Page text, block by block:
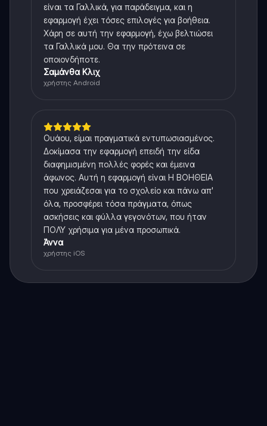
είναι τα Γαλλικά, για παράδειγμα, και η
εφαρμογή έχει τόσες επιλογές για βοήθεια.
Χάρη σε αυτή την εφαρμογή, έχω βελτιώσει
τα Γαλλικά μου. Θα την πρότεινα σε
οποιονδήποτε.
Σαμάνθα Κλιχ
χρήστης Android
Ουάου, είμαι πραγματικά εντυπωσιασμένος.
Δοκίμασα την εφαρμογή επειδή την είδα
διαφημισμένη πολλές φορές και έμεινα
άφωνος. Αυτή η εφαρμογή είναι Η ΒΟΗΘΕΙΑ
που χρειάζεσαι για το σχολείο και πάνω απ'
όλα, προσφέρει τόσα πράγματα, όπως
ασκήσεις και φύλλα γεγονότων, που ήταν
ΠΟΛΥ χρήσιμα για μένα προσωπικά.
Άννα
χρήστης iOS